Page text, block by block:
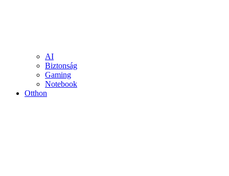
AI
Biztonság
Gaming
Notebook
Otthon